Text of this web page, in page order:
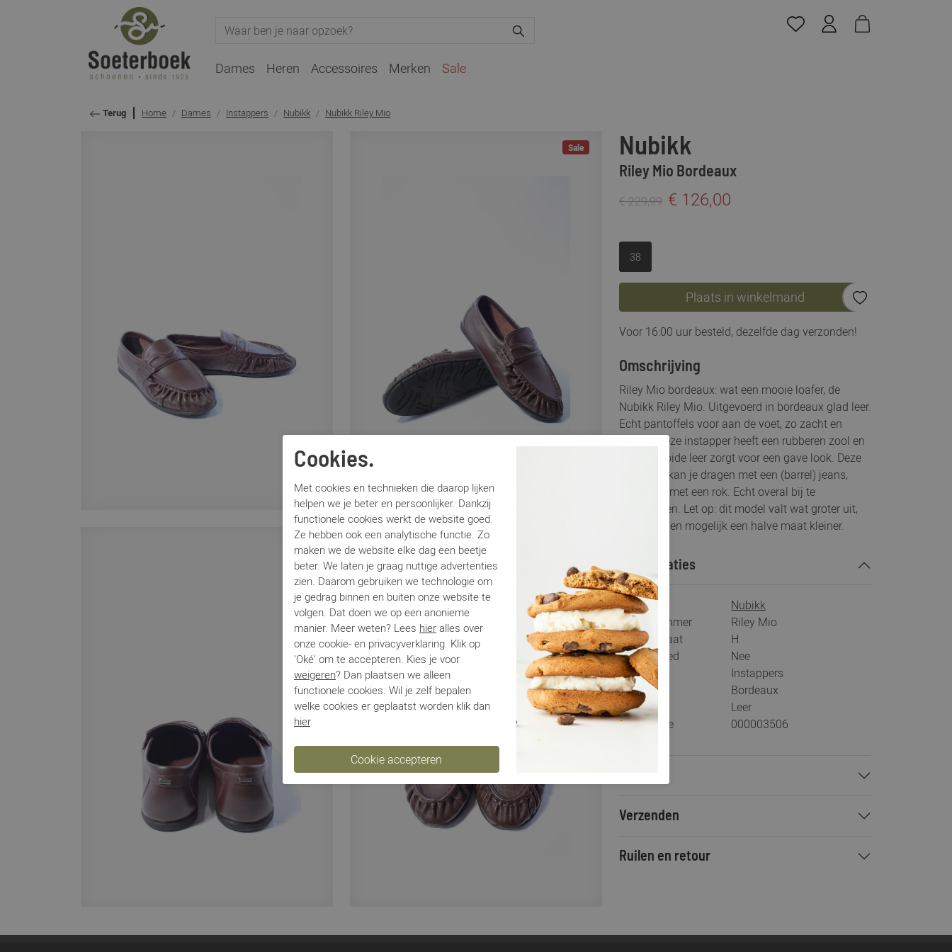
Dames Heren Accessoires Merken Sale
Terug Home Dames Instappers Nubikk Nubikk Riley Mio
Sale Nubikk
Riley Mio Bordeaux
€ 229,99 € 126,00
38
Plaats in winkelmand
Voor 16:00 uur besteld, dezelfde dag verzonden!
Omschrijving
Riley Mio bordeaux: wat een mooie loafer, de
Nubikk Riley Mio. Uitgevoerd in bordeaux glad leer.
Echt pantoffels voor aan de voet, zo zacht en
soepel. Deze instapper heeft een rubberen zool en
het geplooide leer zorgt voor een gave look. Deze
Riley Mio kan je dragen met een (barrel) jeans,
maar ook met een rok. Echt overal bij te
combineren. Let op: dit model valt wat groter uit,
bestel indien mogelijk een halve maat kleiner.
Specificaties
Merk
Nubikk
Artikelnummer
Riley Mio
Breedtemaat
H
Los voetbed
Nee
Categorie
Instappers
Kleur
Bordeaux
Materiaal
Leer
Bestelcode
000003506
Verzenden
Ruilen en retour
Cookies.
Met cookies en technieken die daarop lijken
helpen we je beter en persoonlijker. Dankzij
functionele cookies werkt de website goed.
Ze hebben ook een analytische functie. Zo
maken we de website elke dag een beetje
beter. We laten je graag nuttige advertenties
zien. Daarom gebruiken we technologie om
je gedrag binnen en buiten onze website te
volgen. Dat doen we op een anonieme
manier. Meer weten? Lees hier alles over
onze cookie- en privacyverklaring. Klik op
'Oké' om te accepteren. Kies je voor
weigeren? Dan plaatsen we alleen
functionele cookies. Wil je zelf bepalen
welke cookies er geplaatst worden klik dan
hier.